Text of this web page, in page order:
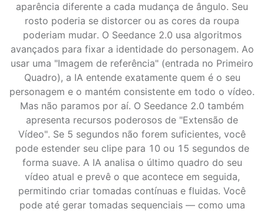
aparência diferente a cada mudança de ângulo. Seu
rosto poderia se distorcer ou as cores da roupa
poderiam mudar. O Seedance 2.0 usa algoritmos
avançados para fixar a identidade do personagem. Ao
usar uma "Imagem de referência" (entrada no Primeiro
Quadro), a IA entende exatamente quem é o seu
personagem e o mantém consistente em todo o vídeo.
Mas não paramos por aí. O Seedance 2.0 também
apresenta recursos poderosos de "Extensão de
Vídeo". Se 5 segundos não forem suficientes, você
pode estender seu clipe para 10 ou 15 segundos de
forma suave. A IA analisa o último quadro do seu
vídeo atual e prevê o que acontece em seguida,
permitindo criar tomadas contínuas e fluidas. Você
pode até gerar tomadas sequenciais — como uma